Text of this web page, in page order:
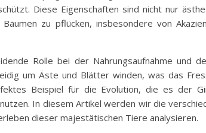
Diese Eigenschaften sind nicht nur
zu pflücken, insbesondere von
Rolle bei der Nahrungsaufnahme und
um Äste und Blätter winden, was das
Beispiel für die Evolution, die es der
In diesem Artikel werden wir die
dieser majestätischen Tiere analysieren.